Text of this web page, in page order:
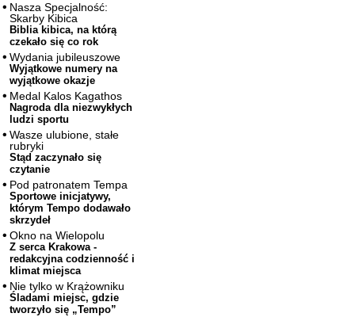
Nasza Specjalność:
Skarby Kibica
Biblia kibica, na którą
czekało się co rok
Wydania jubileuszowe
Wyjątkowe numery na
wyjątkowe okazje
Medal Kalos Kagathos
Nagroda dla niezwykłych
ludzi sportu
Wasze ulubione, stałe
rubryki
Stąd zaczynało się
czytanie
Pod patronatem Tempa
Sportowe inicjatywy,
którym Tempo dodawało
skrzydeł
Okno na Wielopolu
Z serca Krakowa -
redakcyjna codzienność i
klimat miejsca
Nie tylko w Krążowniku
Śladami miejsc, gdzie
tworzyło się „Tempo”